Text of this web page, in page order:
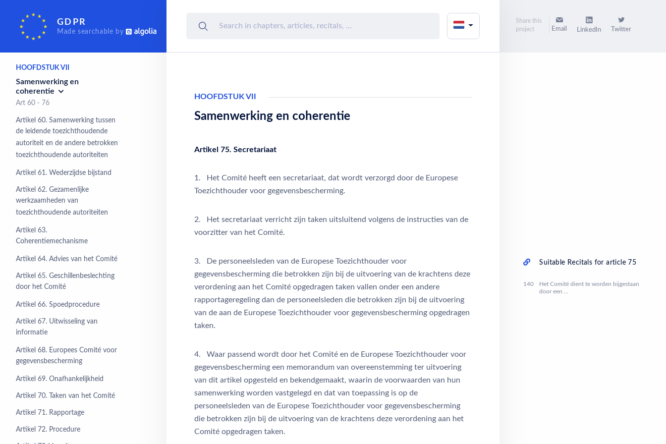
GDPR
Made searchable by
toezichthoudende
autoriteiten
Art 51 - 59
HOOFDSTUK VII
Samenwerking en
coherentie
Art 60 - 76
Artikel 60. Samenwerking tussen
de leidende toezichthoudende
autoriteit en de andere betrokken
toezichthoudende autoriteiten
Artikel 61. Wederzijdse bijstand
Artikel 62. Gezamenlijke
werkzaamheden van
toezichthoudende autoriteiten
Artikel 63.
Coherentiemechanisme
Artikel 64. Advies van het Comité
Artikel 65. Geschillenbeslechting
door het Comité
Artikel 66. Spoedprocedure
Artikel 67. Uitwisseling van
informatie
Artikel 68. Europees Comité voor
gegevensbescherming
Artikel 69. Onafhankelijkheid
Artikel 70. Taken van het Comité
Artikel 71. Rapportage
Artikel 72. Procedure
HOOFDSTUK VII
Samenwerking en coherentie
Artikel 75. Secretariaat
1. Het Comité heeft een secretariaat, dat wordt verzorgd door de Europese
Toezichthouder voor gegevensbescherming.
2. Het secretariaat verricht zijn taken uitsluitend volgens de instructies van de
voorzitter van het Comité.
3. De personeelsleden van de Europese Toezichthouder voor
gegevensbescherming die betrokken zijn bij de uitvoering van de krachtens deze
verordening aan het Comité opgedragen taken vallen onder een andere
rapportageregeling dan de personeelsleden die betrokken zijn bij de uitvoering
van de aan de Europese Toezichthouder voor gegevensbescherming opgedragen
taken.
4. Waar passend wordt door het Comité en de Europese Toezichthouder voor
gegevensbescherming een memorandum van overeenstemming ter uitvoering
van dit artikel opgesteld en bekendgemaakt, waarin de voorwaarden van hun
samenwerking worden vastgelegd en dat van toepassing is op de
personeelsleden van de Europese Toezichthouder voor gegevensbescherming
die betrokken zijn bij de uitvoering van de krachtens deze verordening aan het
Comité opgedragen taken.
Share this
project
Email LinkedIn Twitter
Suitable Recitals for article 75
140
Het Comité dient te worden bijgestaan
door een ...